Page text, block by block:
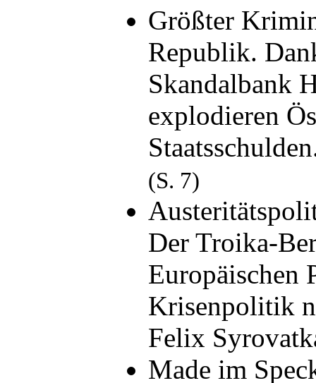
Größter
Republik.
Skandalbank
explodieren
(S. 7)
Der Troika-
Europäischen
Krisenpolitik
Felix
Made im